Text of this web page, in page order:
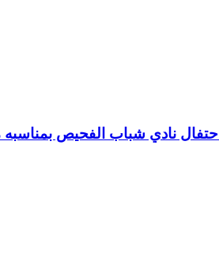
نادي شباب الفحيص